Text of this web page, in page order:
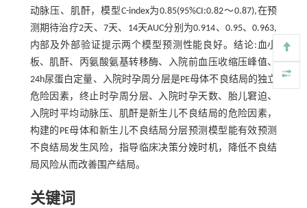
动脉压、肌酐，模型C-index为0.85(95%CI:0.82～0.87),在预
测期待治疗2天、7天、14天AUC分别为0.914、0.95、0.963,
内部及外部验证提示两个模型预测性能良好。结论:血小
板、肌酐、丙氨酸氨基转移酶、入院前血压收缩压峰值、
24h尿蛋白定量、入院时孕周分层是PE母体不良结局的独立
危险因素，终止时孕周分层、入院时孕天数、胎儿窘迫、
入院时平均动脉压、肌酐是新生儿不良结局的危险因素，
构建的PE母体和新生儿不良结局分层预测模型能有效预测
不良结局发生风险，指导临床决策分娩时机，降低不良结
局风险从而改善围产结局。
关键词